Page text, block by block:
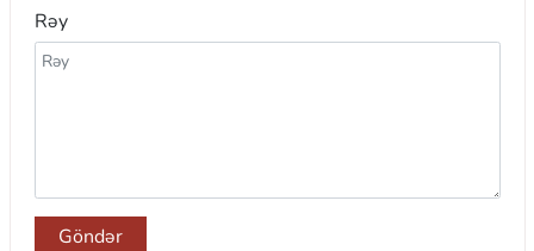
Rəy
Göndər